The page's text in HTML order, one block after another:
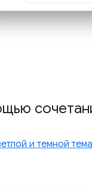
и темной